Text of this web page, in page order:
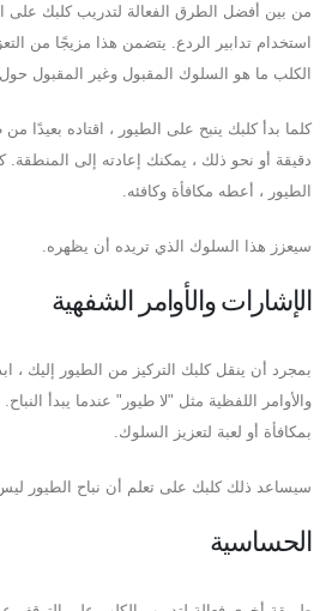
من بين أفضل الطرق الفعالة لتدريب كلبك على
استخدام تدابير الردع. يتضمن هذا مزيجًا من
الكلب ما هو السلوك المقبول وغير المقبول حول
كلما بدأ كلبك ينبح على الطيور ، اقتاده
دقيقة أو نحو ذلك ، يمكنك إعادته إلى المنطقة.
الطيور ، أعطه مكافأة وكافئه.
سيعزز هذا السلوك الذي تريده أن يظهره.
الإشارات والأوامر الشفهية
بمجرد أن ينقل كلبك التركيز من الطيور إليك ،
والأوامر اللفظية مثل "لا طيور" عندما يبدأ
بمكافأة أو لعبة لتعزيز السلوك.
سيساعد ذلك كلبك على تعلم أن نباح الطيور ليس
الحساسية